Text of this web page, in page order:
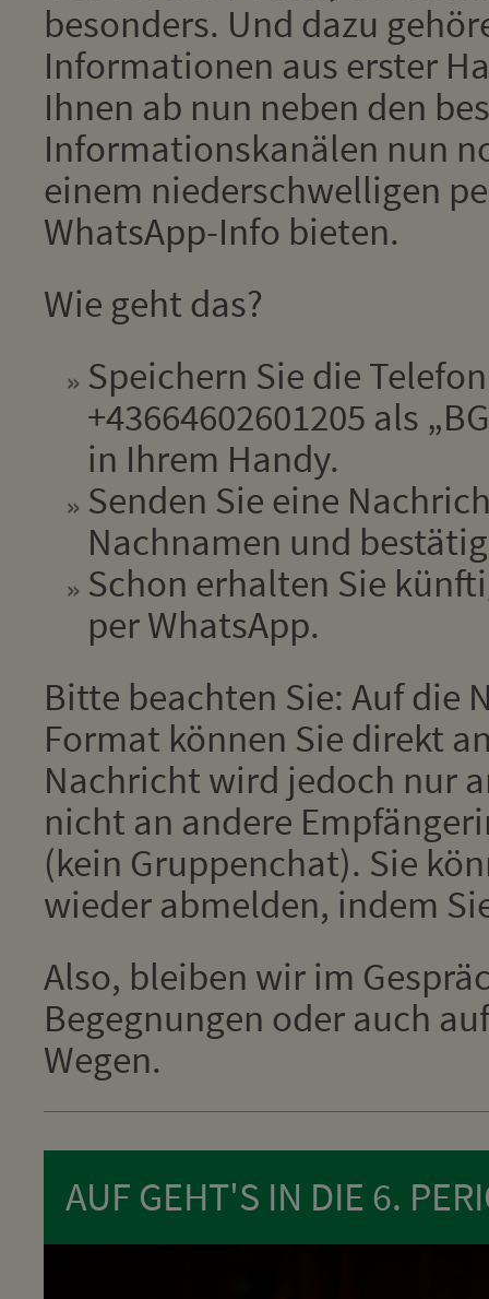
besonders. Und dazu
Informationen aus erster
Ihnen ab nun neben den
Informationskanälen nun
einem niederschwelligen
WhatsApp-Info bieten.
Wie geht das?
Speichern Sie die
+43664602601205 als
in Ihrem Handy.
Senden Sie eine
Nachnamen und
Schon erhalten Sie
per WhatsApp.
Bitte beachten Sie: Auf die
Format können Sie direkt
Nachricht wird jedoch nur
nicht an andere
(kein Gruppenchat). Sie
wieder abmelden, indem
Also, bleiben wir im
Begegnungen oder auch
Wegen.
AUF GEHT'S IN DIE 6.